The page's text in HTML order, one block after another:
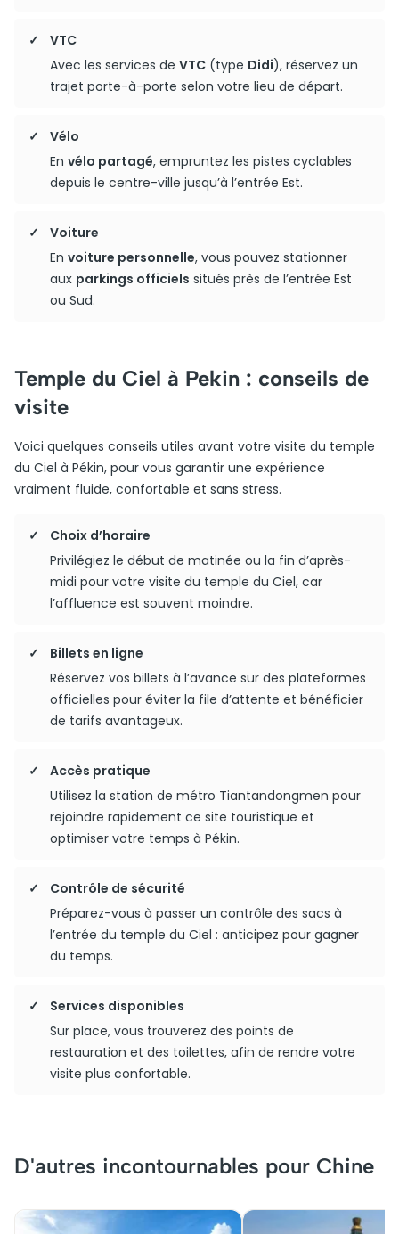
VTC
Avec les services de VTC (type Didi), réservez un
trajet porte-à-porte selon votre lieu de départ.
Vélo
En vélo partagé, empruntez les pistes cyclables
depuis le centre-ville jusqu’à l’entrée Est.
Voiture
En voiture personnelle, vous pouvez stationner
aux parkings officiels situés près de l’entrée Est
ou Sud.
Temple du Ciel à Pekin : conseils de
visite
Voici quelques conseils utiles avant votre visite du temple
du Ciel à Pékin, pour vous garantir une expérience
vraiment fluide, confortable et sans stress.
Choix d’horaire
Privilégiez le début de matinée ou la fin d’après-
midi pour votre visite du temple du Ciel, car
l’affluence est souvent moindre.
Billets en ligne
Réservez vos billets à l’avance sur des plateformes
officielles pour éviter la file d’attente et bénéficier
de tarifs avantageux.
Accès pratique
Utilisez la station de métro Tiantandongmen pour
rejoindre rapidement ce site touristique et
optimiser votre temps à Pékin.
Contrôle de sécurité
Préparez-vous à passer un contrôle des sacs à
l’entrée du temple du Ciel : anticipez pour gagner
du temps.
Services disponibles
Sur place, vous trouverez des points de
restauration et des toilettes, afin de rendre votre
visite plus confortable.
D'autres incontournables pour Chine